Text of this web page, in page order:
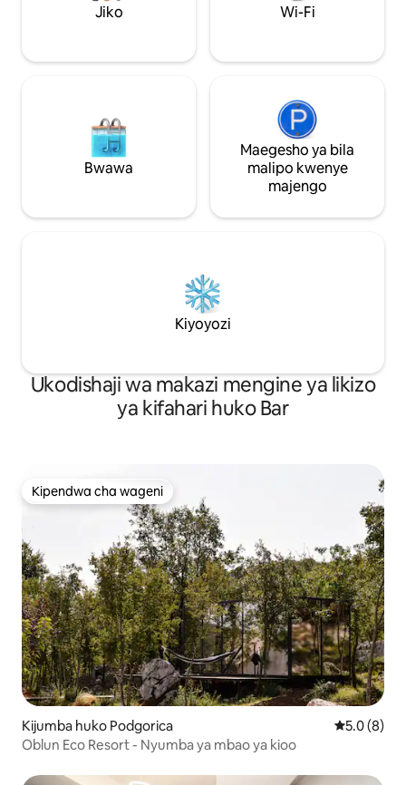
Ufukweni nchini Montenegro.
ufuatiliaji wa
Jiko Wi-Fi
Bwawa
Maegesho ya bila
malipo kwenye
majengo
Kiyoyozi
Ukodishaji wa makazi mengine ya likizo
ya kifahari huko Bar
Kipendwa cha wageni
Kipendwa cha wageni
Kijumba huko Podgorica Ukadiriaji
5.0 (8)
Oblun Eco Resort - Nyumba ya mbao ya kioo